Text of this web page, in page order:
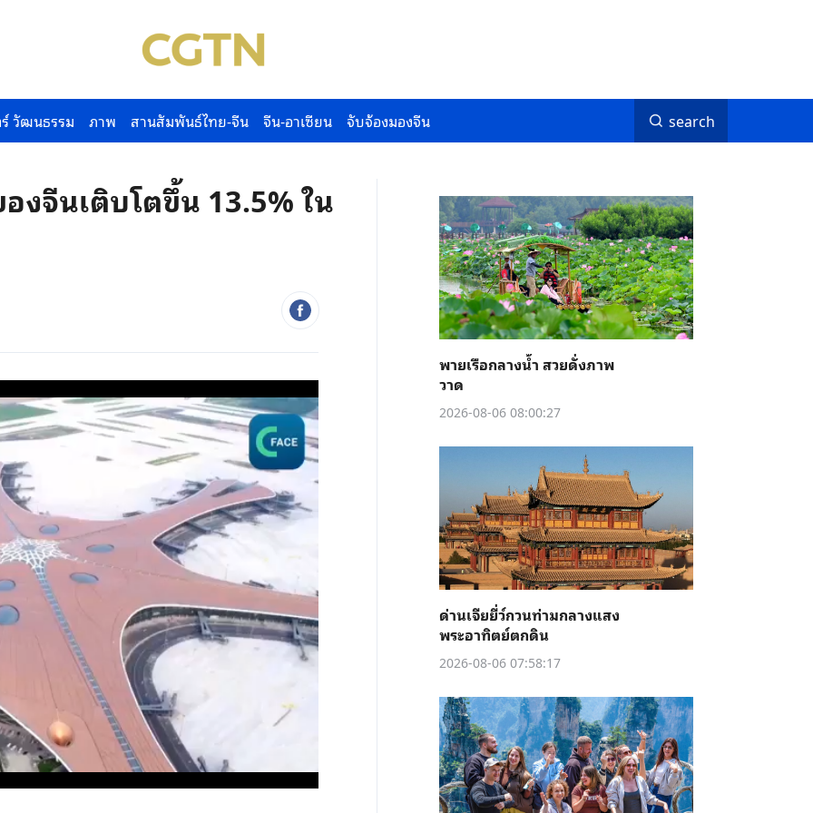
วัฒนธรรม ภาพ สานสัมพันธ์ไทย-จีน จีน-อาเซียน จับจ้องมองจีน search
งจีนเติบโตขึ้น 13.5% ใน
พายเรือกลางน้ำ สวยดั่งภาพ
วาด
2026-08-06 08:00:27
ด่านเจียยี่ว์กวนท่ามกลางแสง
พระอาทิตย์ตกดิน
2026-08-06 07:58:17